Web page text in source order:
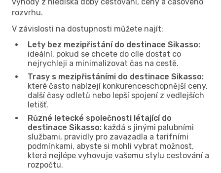
rozvrhu.
V závislosti na dostupnosti můžete najít:
Lety bez mezipřistání do destinace Sikasso:
ideální, pokud se chcete do cíle dostat co
nejrychleji a minimalizovat čas na cestě.
Trasy s mezipřistáními do destinace Sikasso:
které často nabízejí konkurenceschopnější ceny,
další časy odletů nebo lepší spojení z vedlejších
letišť.
Různé letecké společnosti létající do
destinace Sikasso: každá s jinými palubními
službami, pravidly pro zavazadla a tarifními
podmínkami, abyste si mohli vybrat možnost,
která nejlépe vyhovuje vašemu stylu cestování a
rozpočtu.